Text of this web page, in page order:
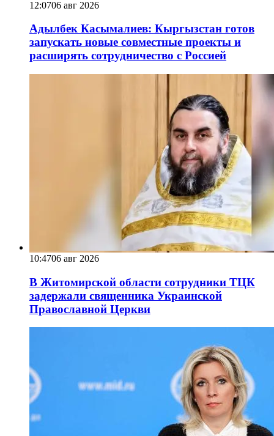
12:0706 авг 2026
Адылбек Касымалиев: Кыргызстан готов
запускать новые совместные проекты и
расширять сотрудничество с Россией
10:4706 авг 2026
В Житомирской области сотрудники ТЦК
задержали священника Украинской
Православной Церкви